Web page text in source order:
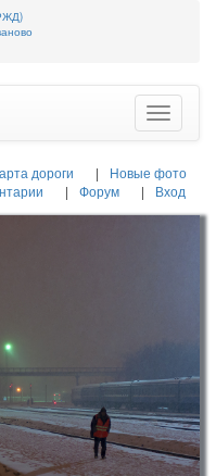
Toggle
дороги
Новые фото
Форум Вход